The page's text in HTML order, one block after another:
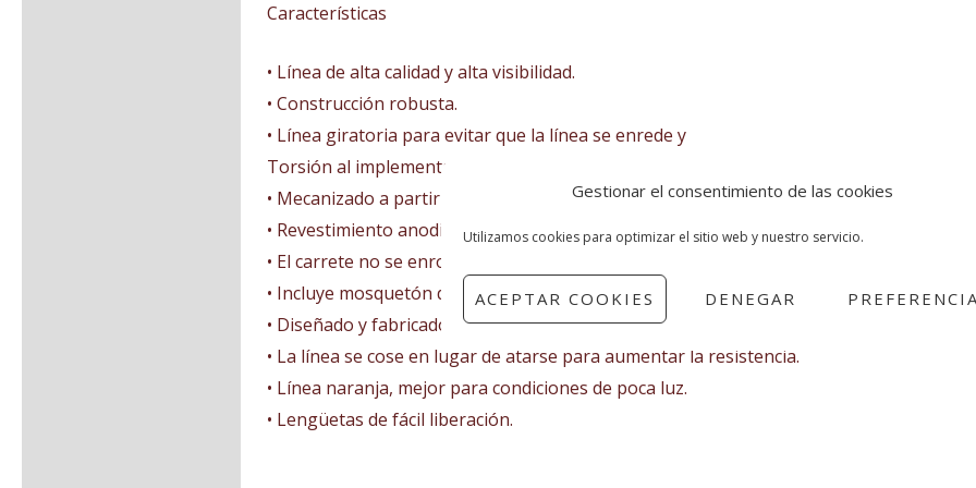
Gestionar el consentimiento de las cookies
Utilizamos cookies para optimizar el sitio web y nuestro servicio.
ACEPTAR COOKIES DENEGAR
Características
• Línea de alta calidad y alta visibilidad.
• Construcción robusta.
• Línea giratoria para evitar que la línea se enrede y
Torsión al implementar una SMB.
• Mecanizado a partir de una sola pieza de aluminio de calidad aeronáutica.
• Revestimiento anodizado.
• El carrete no se enrolla demasiado, lo que permite agregar una línea adicional si es
• Incluye mosquetón de acero inoxidable.
• Diseñado y fabricado en el Reino Unido.
• La línea se cose en lugar de atarse para aumentar la resistencia.
• Línea naranja, mejor para condiciones de poca luz.
• Lengüetas de fácil liberación.